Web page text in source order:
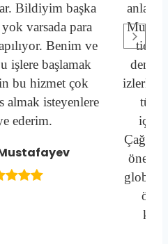
Bildiyim başka
varsada para
Benim ve
işlere başlamak
bu hizmet çok
almak isteyenlere
ederim.
izlerken
türlü
önemli
global